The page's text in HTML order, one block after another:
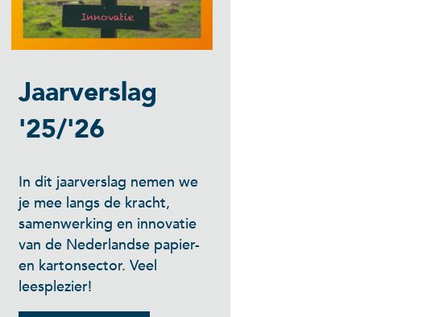
Jaarverslag
'25/'26
In dit jaarverslag nemen we
je mee langs de kracht,
samenwerking en innovatie
van de Nederlandse papier-
en kartonsector. Veel
leesplezier!